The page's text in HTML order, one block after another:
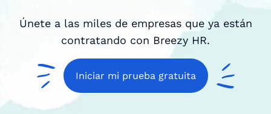
Únete a las miles de empresas que ya están
contratando con Breezy HR.
Iniciar mi prueba gratuita